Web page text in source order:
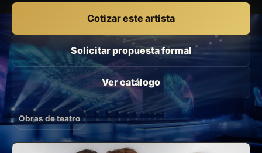
Cotizar este artista
Solicitar propuesta formal
Ver catálogo
Obras de teatro